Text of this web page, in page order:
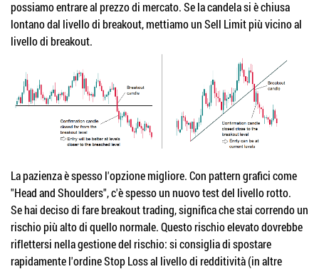
possiamo entrare al prezzo di mercato. Se la candela si è chiusa
lontano dal livello di breakout, mettiamo un Sell Limit più vicino al
livello di breakout.
La pazienza è spesso l'opzione migliore. Con pattern grafici come
"Head and Shoulders", c'è spesso un nuovo test del livello rotto.
Se hai deciso di fare breakout trading, significa che stai correndo un
rischio più alto di quello normale. Questo rischio elevato dovrebbe
riflettersi nella gestione del rischio: si consiglia di spostare
rapidamente l'ordine Stop Loss al livello di redditività (in altre